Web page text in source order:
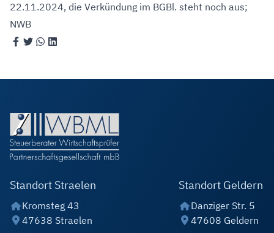
22.11.2024, die Verkündung im BGBl. steht noch aus;
NWB
Standort Straelen
Kromsteg 43
47638 Straelen
Standort Geldern
Danziger Str. 5
47608 Geldern